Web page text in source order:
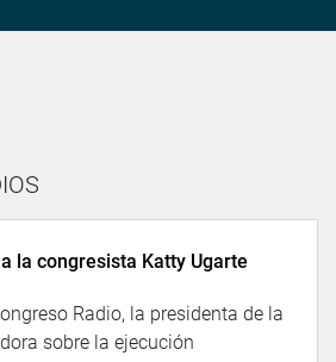
la congresista Katty Ugarte
Radio, la presidenta de la
sobre la ejecución